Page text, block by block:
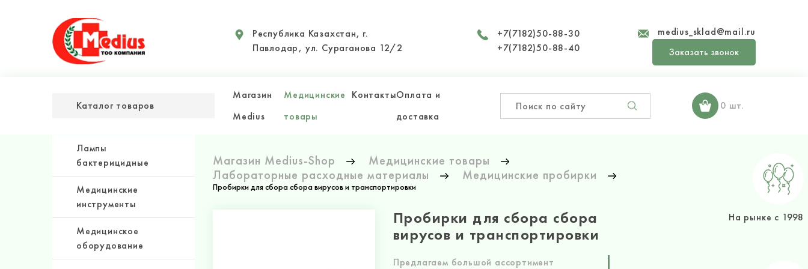
Республика Казахстан, г.
Павлодар, ул. Сураганова 12/2
+7(7182)50-88-30
+7(7182)50-88-40
medius_sklad@mail.ru
Заказать звонок
Каталог товаров
Магазин
Medius
Медицинские
товары
КонтактыОплата и
доставка
0 шт.
Лампы
бактерицидные
Медицинские
инструменты
Медицинское
оборудование
Магазин Medius-Shop
Медицинские товары
Лабораторные расходные материалы
Медицинские пробирки
Пробирки для сбора сбора вирусов и транспортировки
Пробирки для сбора сбора
вирусов и транспортировки
Предлагаем большой ассортимент
На рынке с 1998